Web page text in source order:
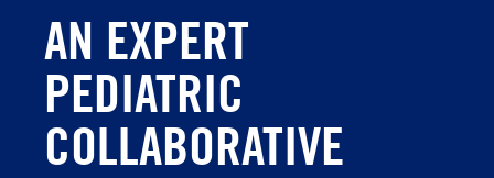
AN EXPERT
PEDIATRIC
COLLABORATIVE